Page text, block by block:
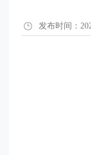
发布时间：